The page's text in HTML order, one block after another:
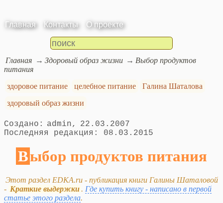
Главная Контакты О проекте
Главная Здоровый образ жизни
Выбор продуктов
питания
здоровое питание
целебное питание
Галина Шаталова
здоровый образ жизни
admin
22.03.2007
08.03.2015
Выбор продуктов питания
Этот раздел EDKA.ru - публикация книги Галины Шаталовой
- Краткие выдержки. Где купить книгу - написано в первой
статье этого раздела.